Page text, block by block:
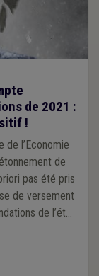
de 2021 :
!
de l’Economie
de
pas été pris
de versement
de l’été
à plusieurs